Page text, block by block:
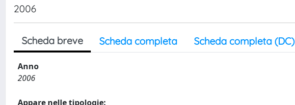
2006
Scheda breve Scheda completa Scheda completa (DC)
Anno
2006
Appare nelle tipologie: